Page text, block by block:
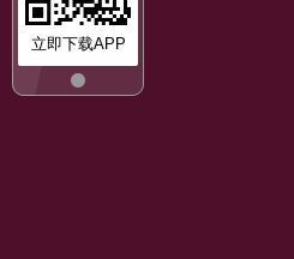
立即下载APP